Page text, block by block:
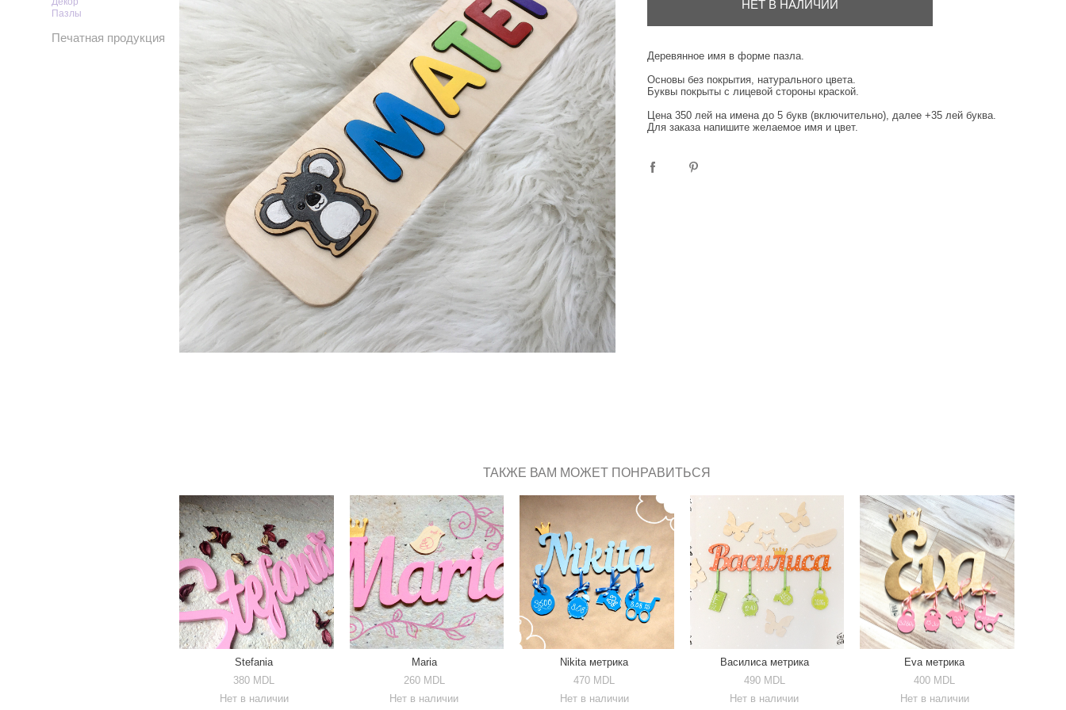
Пазлы
Печатная продукция
НЕТ В НАЛИЧИИ
Деревянное имя в форме пазла.
Основы без покрытия, натурального цвета.
Буквы покрыты с лицевой стороны краской.
Цена 350 лей на имена до 5 букв (включительно), далее +35 лей буква.
Для заказа напишите желаемое имя и цвет.
ТАКЖЕ ВАМ МОЖЕТ ПОНРАВИТЬСЯ
Stefania
380 MDL
Нет в наличии
Maria
260 MDL
Нет в наличии
Nikita метрика
470 MDL
Нет в наличии
Василиса метрика
490 MDL
Нет в наличии
Eva метрика
400 MDL
Нет в наличии